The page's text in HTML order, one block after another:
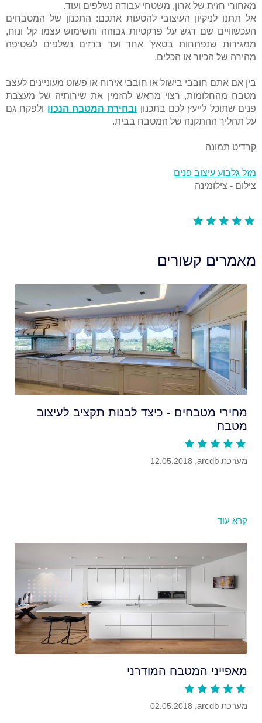
מאחורי חזית של ארון, משטחי עבודה נשלפים ועוד.
אל תתנו לניקיון העיצובי להטעות אתכם: התכנון של המטבחים
העכשוויים שם דגש על פרקטיות גבוהה והשימוש עצמו קל ונוח,
ממגירות שנפתחות בטאץ' אחד ועד ברזים נשלפים לשטיפה
מהירה של הכיור או הכלים.
בין אם אתם חובבי בישול או חובבי אירוח או פשוט מעוניינים לעצב
מטבח מהחלומות, רצוי מראש להזמין את שירותיה של מעצבת
פנים שתוכל לייעץ לכם בתכנון ובחירת המטבח הנכון ולפקח גם
על תהליך ההתקנה של המטבח בבית.
קרדיט תמונה
מזל גלבוע עיצוב פנים
צילום - צילומינה
מאמרים קשורים
מחירי מטבחים - כיצד לבנות תקציב לעיצוב
מטבח
מערכת arcdb, 12.05.2018
קרא עוד
מאפייני המטבח המודרני
מערכת arcdb, 02.05.2018